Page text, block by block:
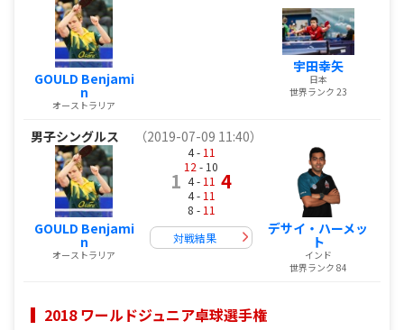
GOULD Benjami
n
オーストラリア
宇田幸矢
日本
世界ランク 23
男子シングルス （2019-07-09 11:40）
GOULD Benjami
n
オーストラリア
1
4 - 11
12 - 10
4 - 11
4 - 11
8 - 11
4
対戦結果
デサイ・ハーメッ
ト
インド
世界ランク 84
2018 ワールドジュニア卓球選手権